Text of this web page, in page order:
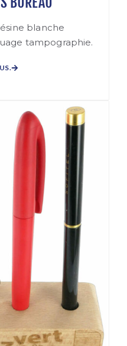
blanche
tampographie.